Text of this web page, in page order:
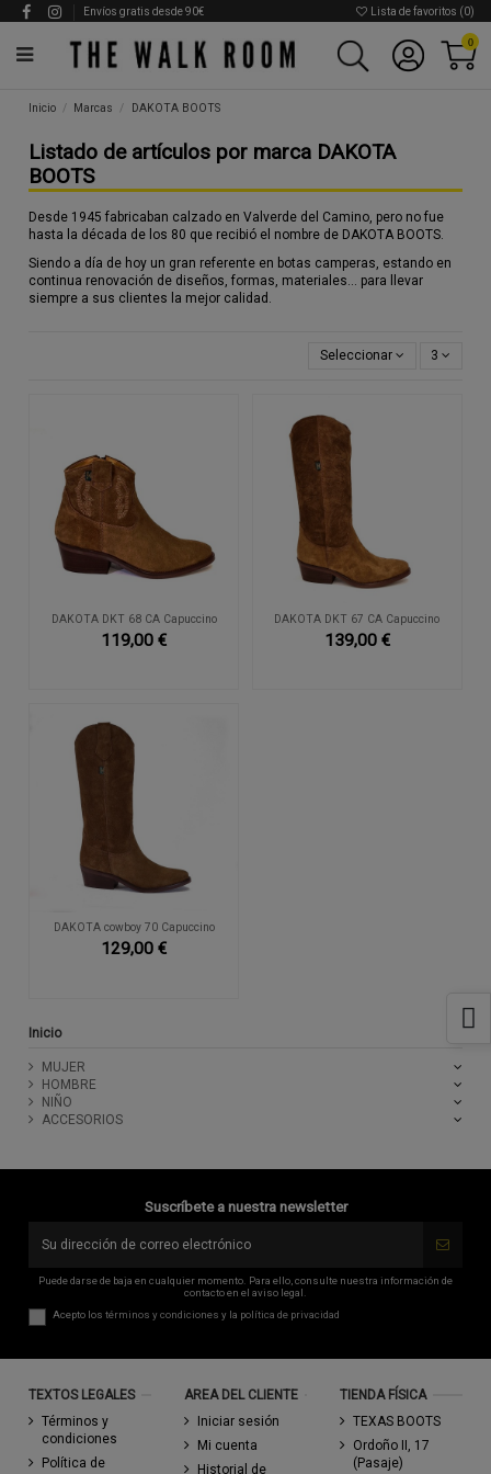
Envíos gratis desde 90€ Lista de favoritos (0)
0
Inicio Marcas DAKOTA BOOTS
Listado de artículos por marca DAKOTA
BOOTS
Desde 1945 fabricaban calzado en Valverde del Camino, pero no fue
hasta la década de los 80 que recibió el nombre de DAKOTA BOOTS.
Siendo a día de hoy un gran referente en botas camperas, estando en
continua renovación de diseños, formas, materiales... para llevar
siempre a sus clientes la mejor calidad.
Seleccionar 3
DAKOTA DKT 68 CA Capuccino
119,00 €
DAKOTA DKT 67 CA Capuccino
139,00 €
DAKOTA cowboy 70 Capuccino
129,00 €
Inicio
MUJER
HOMBRE
NIÑO
ACCESORIOS
Suscríbete a nuestra newsletter
Puede darse de baja en cualquier momento. Para ello, consulte nuestra información de
contacto en el aviso legal.
Acepto lostérminos y condiciones y la política de privacidad
TEXTOS LEGALES
Términos y
condiciones
Política de
AREA DEL CLIENTE
Iniciar sesión
Mi cuenta
Historial de
TIENDA FÍSICA
TEXAS BOOTS
Ordoño II, 17
(Pasaje)